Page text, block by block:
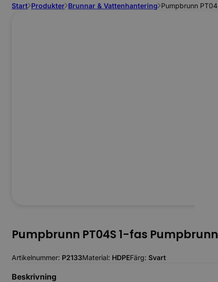
Start Produkter Brunnar & Vattenhantering Pumpbrunn
Pumpbrunn PT04S 1-fas Pumpbrunn
Artikelnummer: P2133Material: HDPEFärg: Svart
Beskrivning